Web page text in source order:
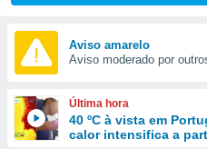
das
e
forma
digital
Aviso amarelo
Aviso moderado por
Última hora
40 ºC à vista em
calor intensifica a